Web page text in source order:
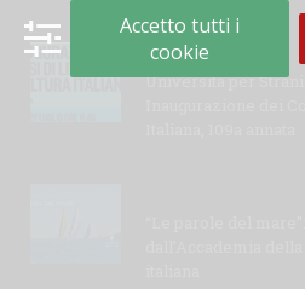
Università per
Accetto tutti i
cookie